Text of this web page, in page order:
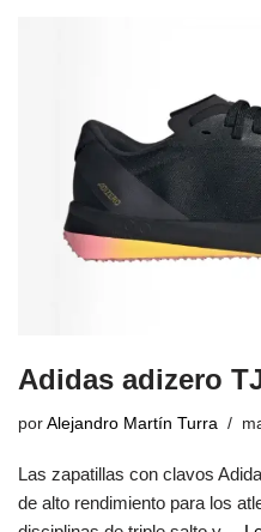
Adidas adizero
por Alejandro Martín Turra
Las zapatillas con clavos
de alto rendimiento para los